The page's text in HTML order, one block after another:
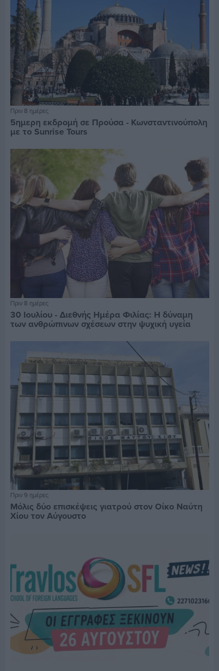
Πριν 8 ημέρες
5ημερη εκδρομή σε Προύσα - Κωνσταντινούπολη
με το Sunrise Tours
Πριν 8 ημέρες
30 Ιουλίου - Διεθνής Ημέρα Φιλίας: Η δύναμη
των ανθρώπινων σχέσεων στην ψυχική υγεία
Πριν 9 ημέρες
Μόλις δύο επισκέψεις γιατρού στον Οίκο Ναύτη
Χίου τον Αύγουστο